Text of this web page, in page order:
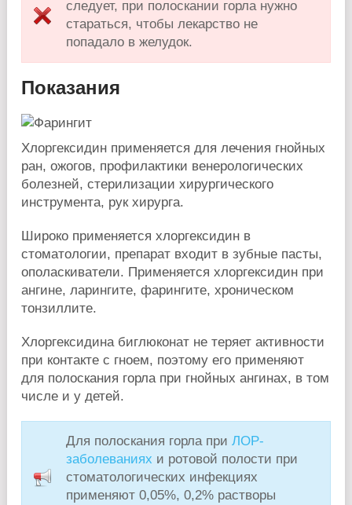
следует, при полоскании горла нужно
стараться, чтобы лекарство не
попадало в желудок.
Показания
Хлоргексидин применяется для лечения гнойных
ран, ожогов, профилактики венерологических
болезней, стерилизации хирургического
инструмента, рук хирурга.
Широко применяется хлоргексидин в
стоматологии, препарат входит в зубные пасты,
ополаскиватели. Применяется хлоргексидин при
ангине, ларингите, фарингите, хроническом
тонзиллите.
Хлоргексидина биглюконат не теряет активности
при контакте с гноем, поэтому его применяют
для полоскания горла при гнойных ангинах, в том
числе и у детей.
Для полоскания горла приЛОР-
заболеваниях и ротовой полости при
стоматологических инфекциях
применяют 0,05%, 0,2% растворы